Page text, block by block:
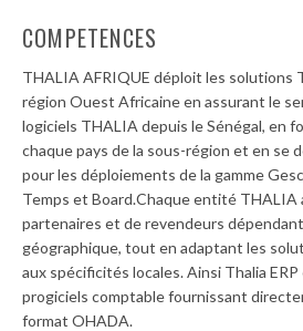
COMPETENCES
THALIA AFRIQUE déploit les solutions
région Ouest Africaine en assurant le
logiciels THALIA depuis le Sénégal, en
chaque pays de la sous-région et en se
pour les déploiements de la gamme
Temps et Board.Chaque entité THALIA
partenaires et de revendeurs
géographique, tout en adaptant les
aux spécificités locales. Ainsi Thalia
progiciels comptable fournissant
format OHADA.